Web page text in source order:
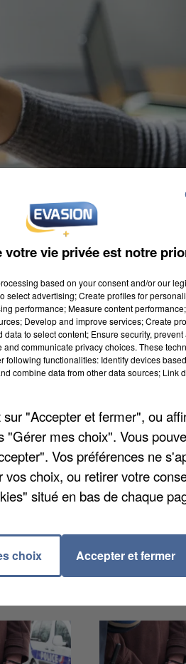
De quoi rapprocher
écriture, accompagnement
a.decamp@ville-limay.fr.
votre vie privée est notre
based on your consent and/or our
select advertising; Create profiles for
performance; Measure content
Develop and improve services; Create
to select content; Ensure security,
communicate privacy choices. These
following functionalities: Identify devices
combine data from other data sources; Link
"Accepter et fermer", ou
"Gérer mes choix". Vous
Vos préférences ne
choix, ou retirer votre
situé en bas de chaque
choix Accepter et fermer